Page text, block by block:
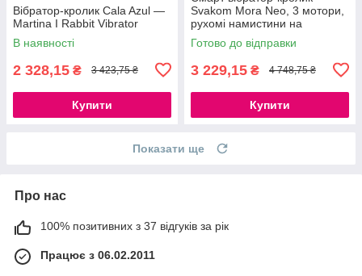
Вібратор-кролик Cala Azul —
Martina I Rabbit Vibrator
В наявності
2 328,15 ₴ 3 423,75 ₴
Купити
Svakom Mora Neo, 3 мотори,
рухомі намистини на
стовбурі, керування на будь-
якій відстані
Готово до відправки
3 229,15 ₴ 4 748,75 ₴
Купити
Показати ще
Про нас
100% позитивних з 37 відгуків за рік
Працює з 06.02.2011